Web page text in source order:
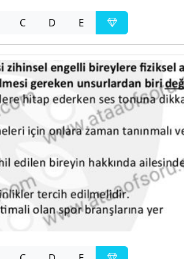
C D E